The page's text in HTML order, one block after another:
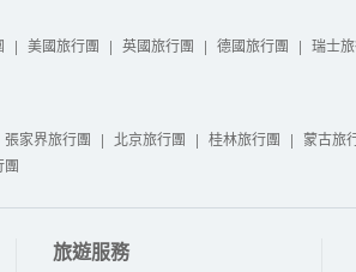
| 美國旅行團 | 英國旅行團 | 德國旅行團 | 瑞士
張家界旅行團 | 北京旅行團 | 桂林旅行團 | 蒙古旅
團
旅遊服務